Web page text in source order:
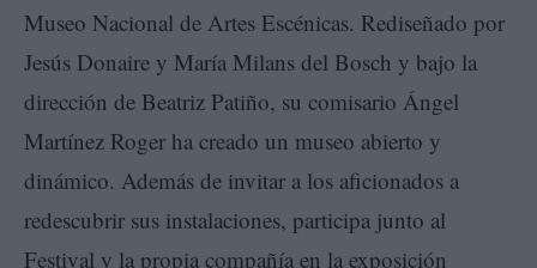
Museo Nacional de Artes Escénicas. Rediseñado por
Jesús Donaire y María Milans del Bosch y bajo la
dirección de Beatriz Patiño, su comisario Ángel
Martínez Roger ha creado un museo abierto y
dinámico. Además de invitar a los aficionados a
redescubrir sus instalaciones, participa junto al
Festival y la propia compañía en la exposición